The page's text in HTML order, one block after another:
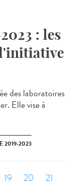
: les
l'initiative
des laboratoires
Elle vise à
2019-2023
19 20
21